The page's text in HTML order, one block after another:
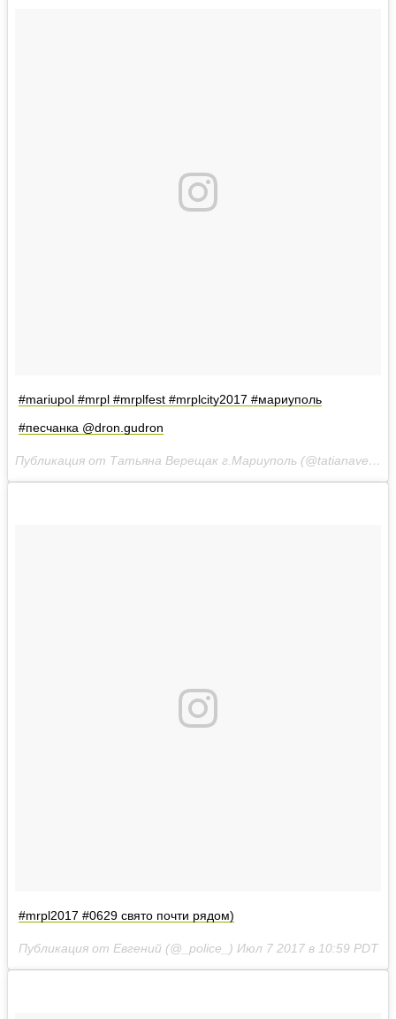
#mariupol #mrpl #mrplfest #mrplcity2017 #мариуполь
#песчанка @dron.gudron
Публикация от Татьяна Верещак г.Мариуполь (@tatianavereshcak)
#mrpl2017 #0629 свято почти рядом)
Публикация от Евгений (@_police_) Июл 7 2017 в 10:59 PDT